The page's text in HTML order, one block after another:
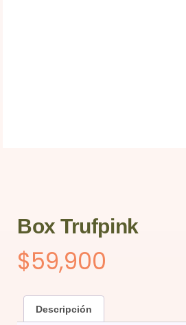
Box Trufpink
$59,900
Descripción